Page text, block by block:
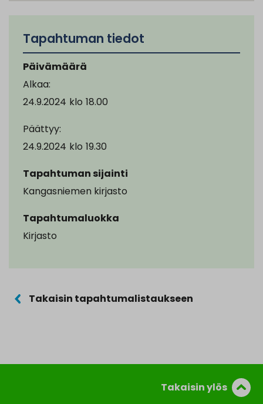
Tapahtuman tiedot
Päivämäärä
Alkaa:
24.9.2024 klo 18.00
Päättyy:
24.9.2024 klo 19.30
Tapahtuman sijainti
Kangasniemen kirjasto
Tapahtumaluokka
Kirjasto
Takaisin tapahtumalistaukseen
Takaisin ylös